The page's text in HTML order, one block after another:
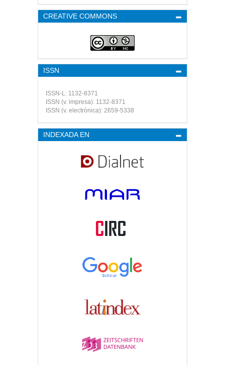
CREATIVE COMMONS
ISSN
ISSN-L: 1132-8371
ISSN (v. impresa): 1132-8371
ISSN (v. electrónica): 2659-5338
INDEXADA EN